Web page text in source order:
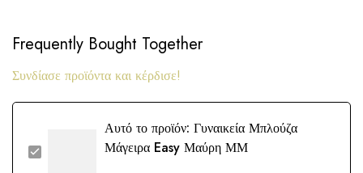
Frequently Bought Together
Συνδίασε προϊόντα και κέρδισε!
Αυτό το προϊόν: Γυναικεία Μπλούζα
Μάγειρα Easy Μαύρη ΜΜ